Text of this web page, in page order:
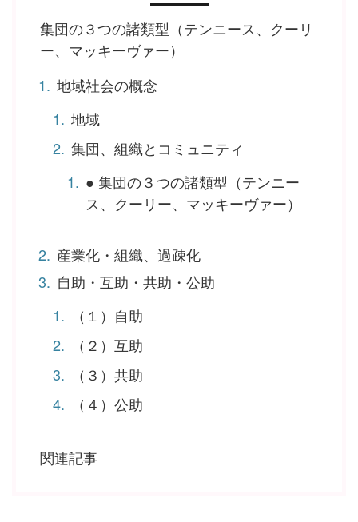
集団の３つの諸類型（テンニース、クーリ
ー、マッキーヴァー）
地域社会の概念
地域
集団、組織とコミュニティ
● 集団の３つの諸類型（テンニー
ス、クーリー、マッキーヴァー）
産業化・組織、過疎化
自助・互助・共助・公助
（１）自助
（２）互助
（３）共助
（４）公助
関連記事